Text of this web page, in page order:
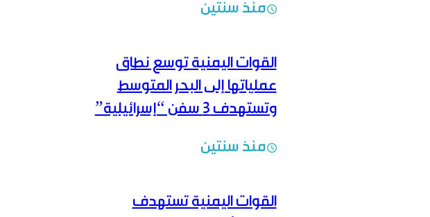
منذ سنتين
القوات اليمنية توسع نطاق
عملياتها إلى البحر المتوسط
وتستهدف ٣ سفن “إسرائيلية”
منذ سنتين
القوات اليمنية تستهدف